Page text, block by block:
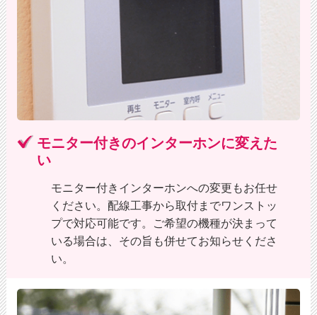
モニター付きのインターホンに変えた
い
モニター付きインターホンへの変更もお任せ
ください。配線工事から取付までワンストッ
プで対応可能です。ご希望の機種が決まって
いる場合は、その旨も併せてお知らせくださ
い。